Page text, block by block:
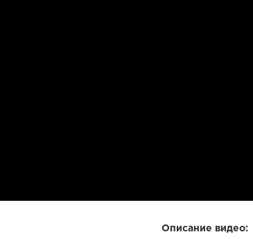
Описание видео: